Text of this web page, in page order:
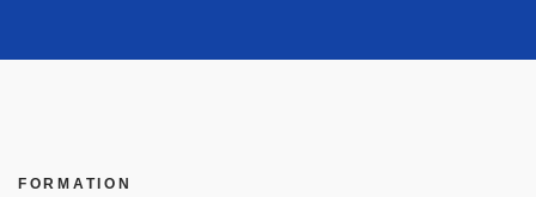
FORMATION